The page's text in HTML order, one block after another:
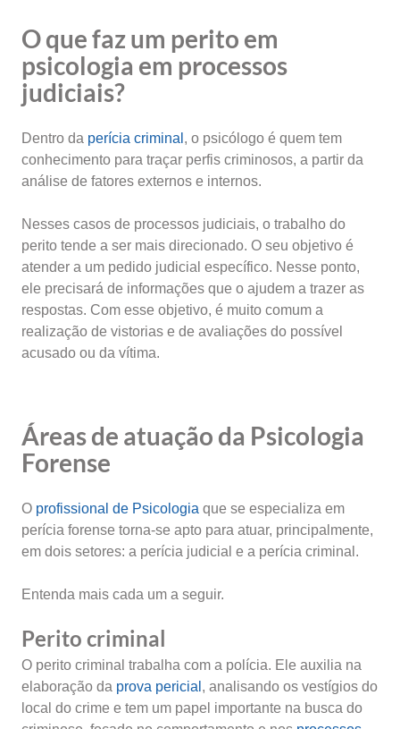
O que faz um perito em
psicologia em processos
judiciais?
Dentro da perícia criminal , o psicólogo é quem tem
conhecimento para traçar perfis criminosos, a partir da
análise de fatores externos e internos.
Nesses casos de processos judiciais, o trabalho do
perito tende a ser mais direcionado. O seu objetivo é
atender a um pedido judicial específico. Nesse ponto,
ele precisará de informações que o ajudem a trazer as
respostas. Com esse objetivo, é muito comum a
realização de vistorias e de avaliações do possível
acusado ou da vítima.
Áreas de atuação da Psicologia
Forense
O profissional de Psicologia que se especializa em
perícia forense torna-se apto para atuar, principalmente,
em dois setores: a perícia judicial e a perícia criminal.
Entenda mais cada um a seguir.
Perito criminal
O perito criminal trabalha com a polícia. Ele auxilia na
elaboração da prova pericial , analisando os vestígios do
local do crime e tem um papel importante na busca do